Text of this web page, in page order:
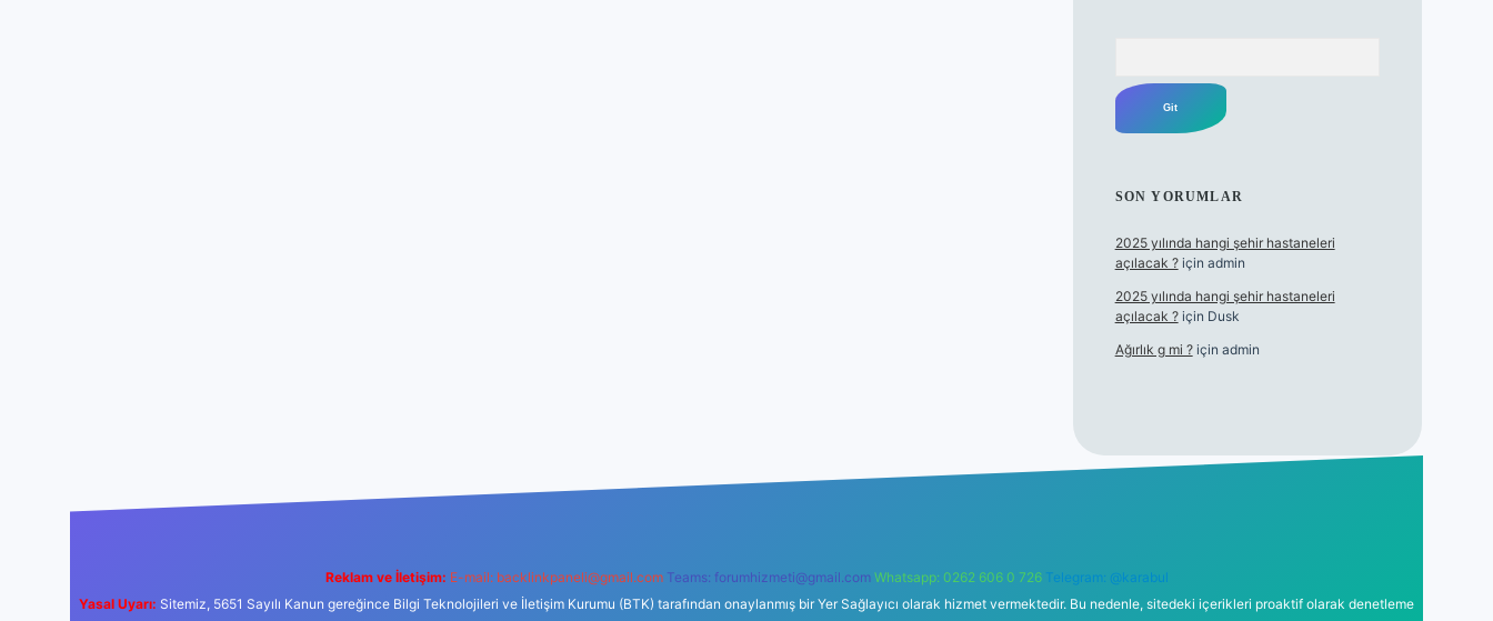
SON YORUMLAR
2025 yılında hangi şehir hastaneleri
açılacak ?için admin
2025 yılında hangi şehir hastaneleri
açılacak ?için Dusk
Ağırlık g mi ?için admin
Reklam ve İletişim: E-mail: backlinkpaneli@gmail.com Teams: forumhizmeti@gmail.com Whatsapp: 0262 606 0 726 Telegram: @karabul
Yasal Uyarı: Sitemiz, 5651 Sayılı Kanun gereğince Bilgi Teknolojileri ve İletişim Kurumu (BTK) tarafından onaylanmış bir Yer Sağlayıcı olarak hizmet vermektedir. Bu nedenle, sitedeki içerikleri proaktif olarak denetleme